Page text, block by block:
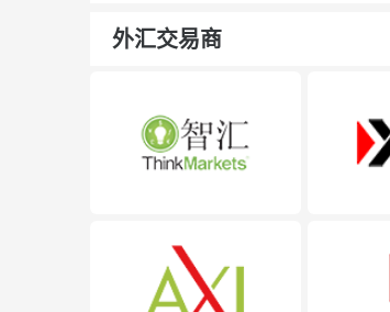
外汇交易商